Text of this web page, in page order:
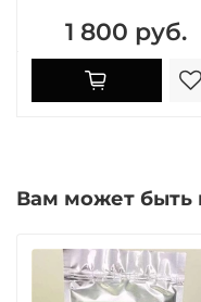
1 800 руб.
Вам может быть